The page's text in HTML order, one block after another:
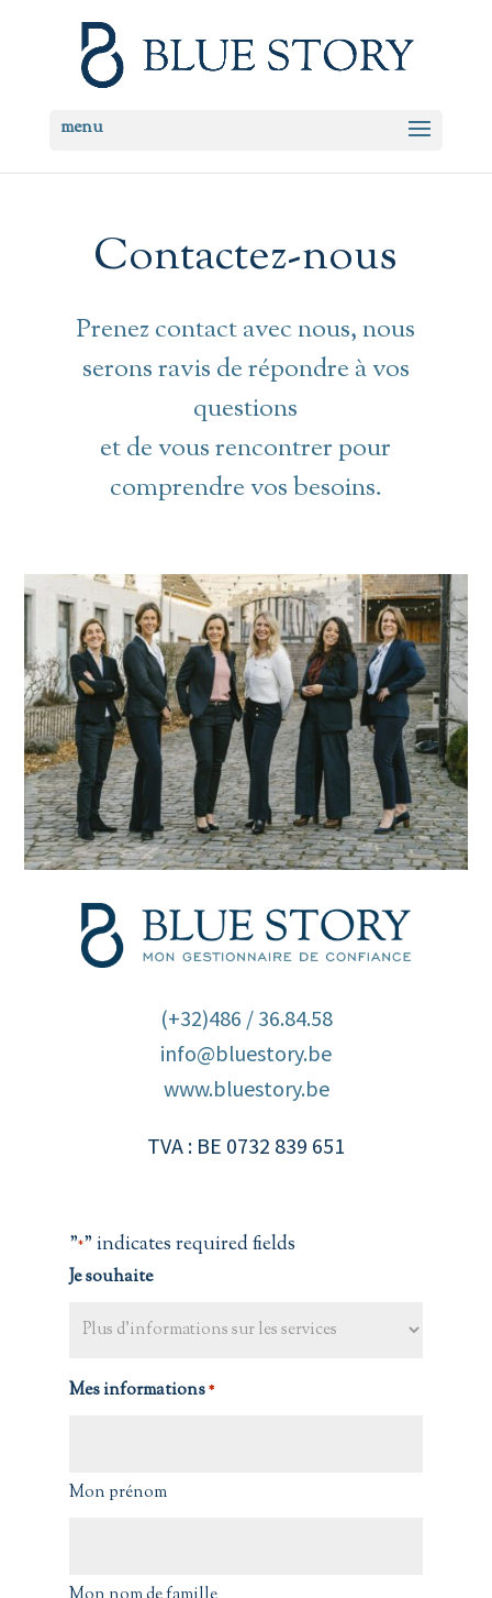
Contactez-nous
Prenez contact avec nous, nous
serons ravis de répondre à vos
questions
et de vous rencontrer pour
comprendre vos besoins.
(+32)486 / 36.84.58
info@bluestory.be
www.bluestory.be
TVA : BE 0732 839 651
"*" indicates required fields
Je souhaite
Mes informations*
Mon prénom